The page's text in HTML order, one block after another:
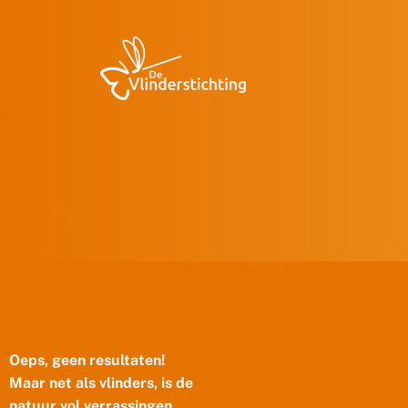
Oeps, geen resultaten!
Maar net als vlinders, is de